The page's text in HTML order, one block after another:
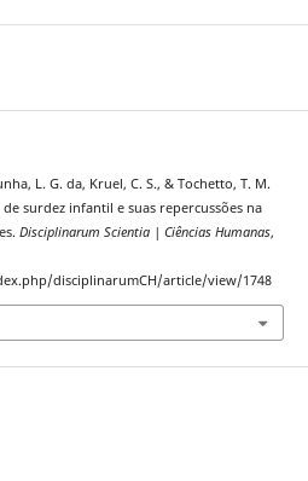
L. G. da, Kruel, C. S., & Tochetto, T. M.
surdez infantil e suas repercussões na
Disciplinarum Scientia | Ciências Humanas,
disciplinarumCH/article/view/1748